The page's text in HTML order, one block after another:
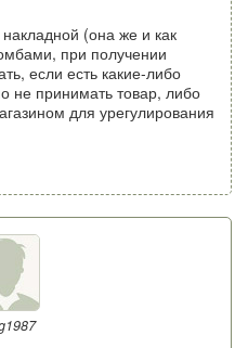
(она же и как
при получении
если есть какие-либо
не принимать товар, либо
для урегулирования